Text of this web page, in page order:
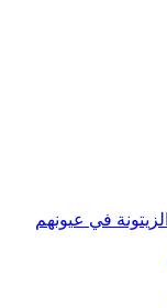
في عيونهم